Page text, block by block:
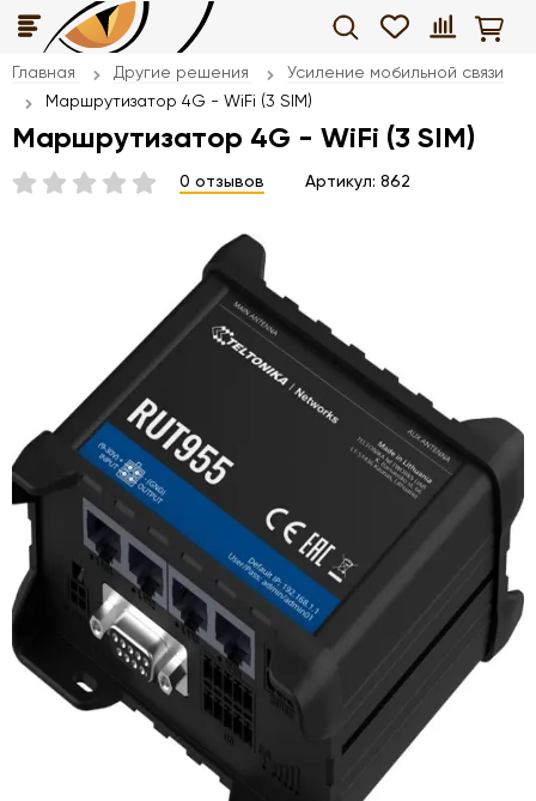
Главная Другие решения
Усиление мобильной связи
Маршрутизатор 4G - WiFi (3 SIM)
Маршрутизатор 4G - WiFi (3 SIM)
0 отзывов Артикул: 862